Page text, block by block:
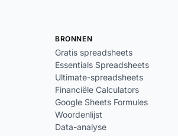
BRONNEN
Gratis spreadsheets
Essentials Spreadsheets
Ultimate-spreadsheets
Financiële Calculators
Google Sheets Formules
Woordenlijst
Data-analyse